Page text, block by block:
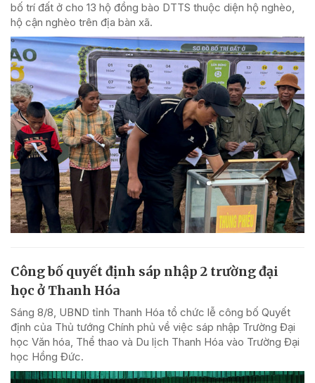
bố trí đất ở cho 13 hộ đồng bào DTTS thuộc diện hộ nghèo,
hộ cận nghèo trên địa bàn xã.
Công bố quyết định sáp nhập 2 trường đại
học ở Thanh Hóa
Sáng 8/8, UBND tỉnh Thanh Hóa tổ chức lễ công bố Quyết
định của Thủ tướng Chính phủ về việc sáp nhập Trường Đại
học Văn hóa, Thể thao và Du lịch Thanh Hóa vào Trường Đại
học Hồng Đức.